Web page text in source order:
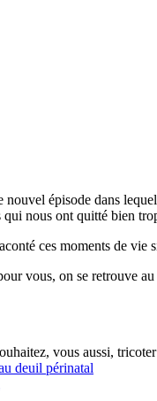
épisode dans
qui nous ont quitté bien
ces moments de
vous, on se retrouve
vous aussi,
deuil périnatal